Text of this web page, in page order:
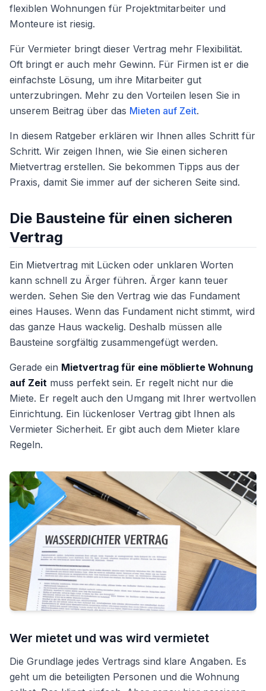
flexiblen Wohnungen für Projektmitarbeiter und
Monteure ist riesig.
Für Vermieter bringt dieser Vertrag mehr Flexibilität.
Oft bringt er auch mehr Gewinn. Für Firmen ist er die
einfachste Lösung, um ihre Mitarbeiter gut
unterzubringen. Mehr zu den Vorteilen lesen Sie in
unserem Beitrag über das Mieten auf Zeit.
In diesem Ratgeber erklären wir Ihnen alles Schritt für
Schritt. Wir zeigen Ihnen, wie Sie einen sicheren
Mietvertrag erstellen. Sie bekommen Tipps aus der
Praxis, damit Sie immer auf der sicheren Seite sind.
Die Bausteine für einen sicheren
Vertrag
Ein Mietvertrag mit Lücken oder unklaren Worten
kann schnell zu Ärger führen. Ärger kann teuer
werden. Sehen Sie den Vertrag wie das Fundament
eines Hauses. Wenn das Fundament nicht stimmt, wird
das ganze Haus wackelig. Deshalb müssen alle
Bausteine sorgfältig zusammengefügt werden.
Gerade ein Mietvertrag für eine möblierte Wohnung
auf Zeit muss perfekt sein. Er regelt nicht nur die
Miete. Er regelt auch den Umgang mit Ihrer wertvollen
Einrichtung. Ein lückenloser Vertrag gibt Ihnen als
Vermieter Sicherheit. Er gibt auch dem Mieter klare
Regeln.
Wer mietet und was wird vermietet
Die Grundlage jedes Vertrags sind klare Angaben. Es
geht um die beteiligten Personen und die Wohnung